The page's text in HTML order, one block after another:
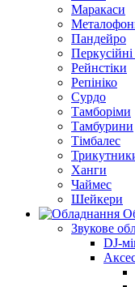
Маракаси
Пандейро
Рейнстіки
Репініко
Сурдо
Тамборіми
Тамбурини
Тімбалес
Ханги
Чаймес
Шейкери
Звукове
DJ-